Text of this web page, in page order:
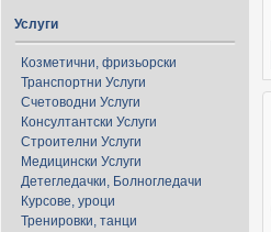
Услуги
Козметични, фризьорски
Транспортни Услуги
Счетоводни Услуги
Консултантски Услуги
Строителни Услуги
Медицински Услуги
Детегледачки, Болногледачи
Курсове, уроци
Тренировки, танци